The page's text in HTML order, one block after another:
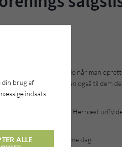
salgslisten.
beskrivelse samt billede når man
efter nye avlsdyr, men også til dem
trykke på "Opret dyr". Hernæst
dyr indtastet samme dag.
din brug af
indsats
ALLE